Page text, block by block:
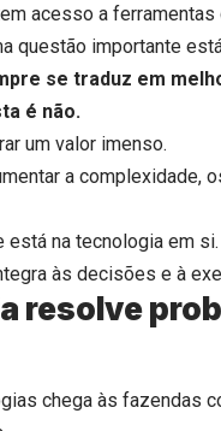
acesso a
questão importante
se traduz em
é não.
um valor imenso.
a complexidade,
está na tecnologia em si.
às decisões e à
resolve
chega às fazendas